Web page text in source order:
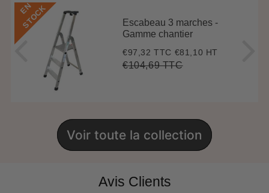
E
N
S
T
O
C
K
Escabeau 3 marches -
Gamme chantier
Prix
réduit
€97,32 TTC €97,32
€81,10 HT
Prix
€104,69 TTC€104,69
Voir toute la collection
Avis Clients